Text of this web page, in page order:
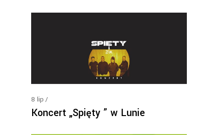
8 lip
Koncert „Spięty ” w Lunie